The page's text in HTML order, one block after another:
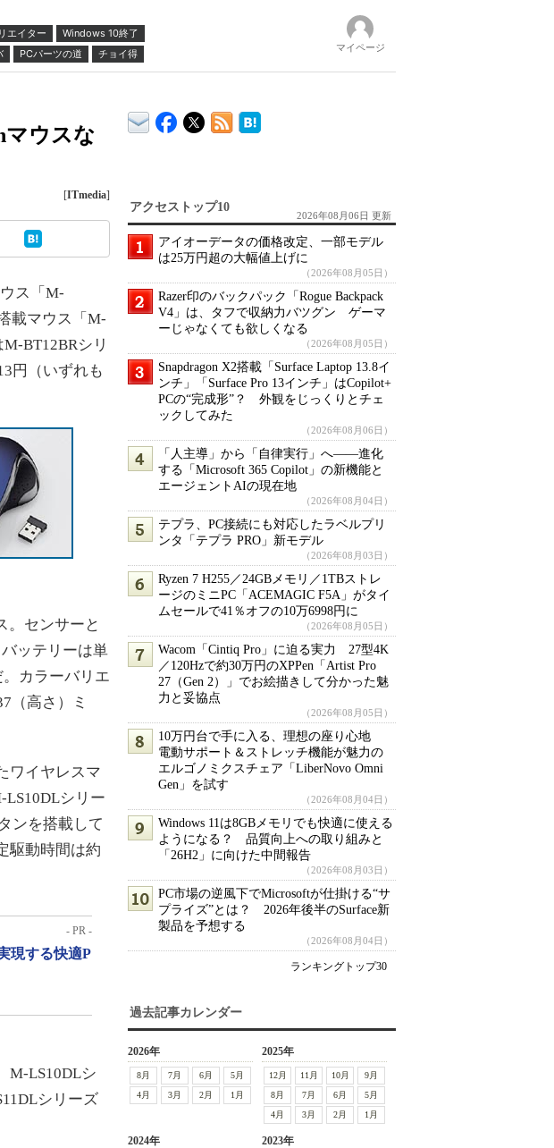
エイター
Windows 10終了
PCパーツの道 チョイ得 マイページ
マウスな
[ITmedia]
ス「M-
載マウス「M-
BT12BRシリ
円（いずれも
。センサーと
ッテリーは単
カラーバリエ
（高さ）ミ
ワイヤレスマ
LS10DLシリー
ンを搭載して
駆動時間は約
- PR -
現する快適P
M-LS10DLシ
シリーズ
アクセストップ10
2026年08月06日 更新
アイオーデータの価格改定、一部モデル
は25万円超の大幅値上げに
（2026年08月05日）
Razer印のバックパック「Rogue Backpack
V4」は、タフで収納力バツグン ゲーマ
ーじゃなくても欲しくなる
（2026年08月05日）
Snapdragon X2搭載「Surface Laptop 13.8イ
ンチ」「Surface Pro 13インチ」はCopilot+
PCの“完成形”？ 外観をじっくりとチェ
ックしてみた
（2026年08月06日）
「人主導」から「自律実行」へ――進化
する「Microsoft 365 Copilot」の新機能と
エージェントAIの現在地
（2026年08月04日）
テプラ、PC接続にも対応したラベルプリ
ンタ「テプラ PRO」新モデル
（2026年08月03日）
Ryzen 7 H255／24GBメモリ／1TBストレ
ージのミニPC「ACEMAGIC F5A」がタイ
ムセールで41％オフの10万6998円に
（2026年08月05日）
Wacom「Cintiq Pro」に迫る実力 27型4K
／120Hzで約30万円のXPPen「Artist Pro
27（Gen 2）」でお絵描きして分かった魅
力と妥協点
（2026年08月05日）
10万円台で手に入る、理想の座り心地
電動サポート＆ストレッチ機能が魅力の
エルゴノミクスチェア「LiberNovo Omni
Gen」を試す
（2026年08月04日）
Windows 11は8GBメモリでも快適に使える
ようになる？ 品質向上への取り組みと
「26H2」に向けた中間報告
（2026年08月03日）
PC市場の逆風下でMicrosoftが仕掛ける“サ
プライズ”とは？ 2026年後半のSurface新
製品を予想する
（2026年08月04日）
ランキングトップ30
過去記事カレンダー
2026年
8月 7月 6月
5月
4月
3月 2月 1月
2025年
12月 11月 10月
9月
8月
7月 6月
5月
4月
3月 2月 1月
2024年 2023年